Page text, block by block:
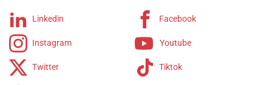
Linkedin Facebook
Instagram Youtube
Twitter Tiktok